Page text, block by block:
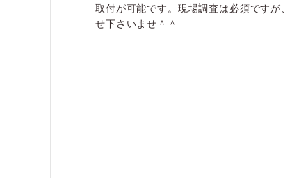
取付が可能です。現場調査は必須ですが
せ下さいませ＾＾